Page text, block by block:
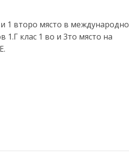
1 второ място в международно
1.Г клас 1 во и 3то място на